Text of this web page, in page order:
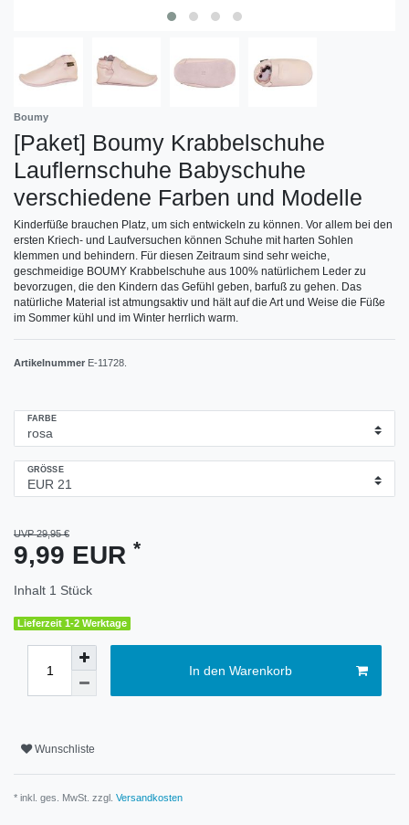
Boumy
[Paket] Boumy Krabbelschuhe
Lauflernschuhe Babyschuhe
verschiedene Farben und Modelle
Kinderfüße brauchen Platz, um sich entwickeln zu können. Vor allem bei den
ersten Kriech- und Laufversuchen können Schuhe mit harten Sohlen
klemmen und behindern. Für diesen Zeitraum sind sehr weiche,
geschmeidige BOUMY Krabbelschuhe aus 100% natürlichem Leder zu
bevorzugen, die den Kindern das Gefühl geben, barfuß zu gehen. Das
natürliche Material ist atmungsaktiv und hält auf die Art und Weise die Füße
im Sommer kühl und im Winter herrlich warm.
Artikelnummer E-11728.
FARBE
GRÖSSE
UVP 29,95 €
9,99 EUR *
Inhalt 1 Stück
Lieferzeit 1-2 Werktage
In den Warenkorb
Wunschliste
* inkl. ges. MwSt. zzgl. Versandkosten